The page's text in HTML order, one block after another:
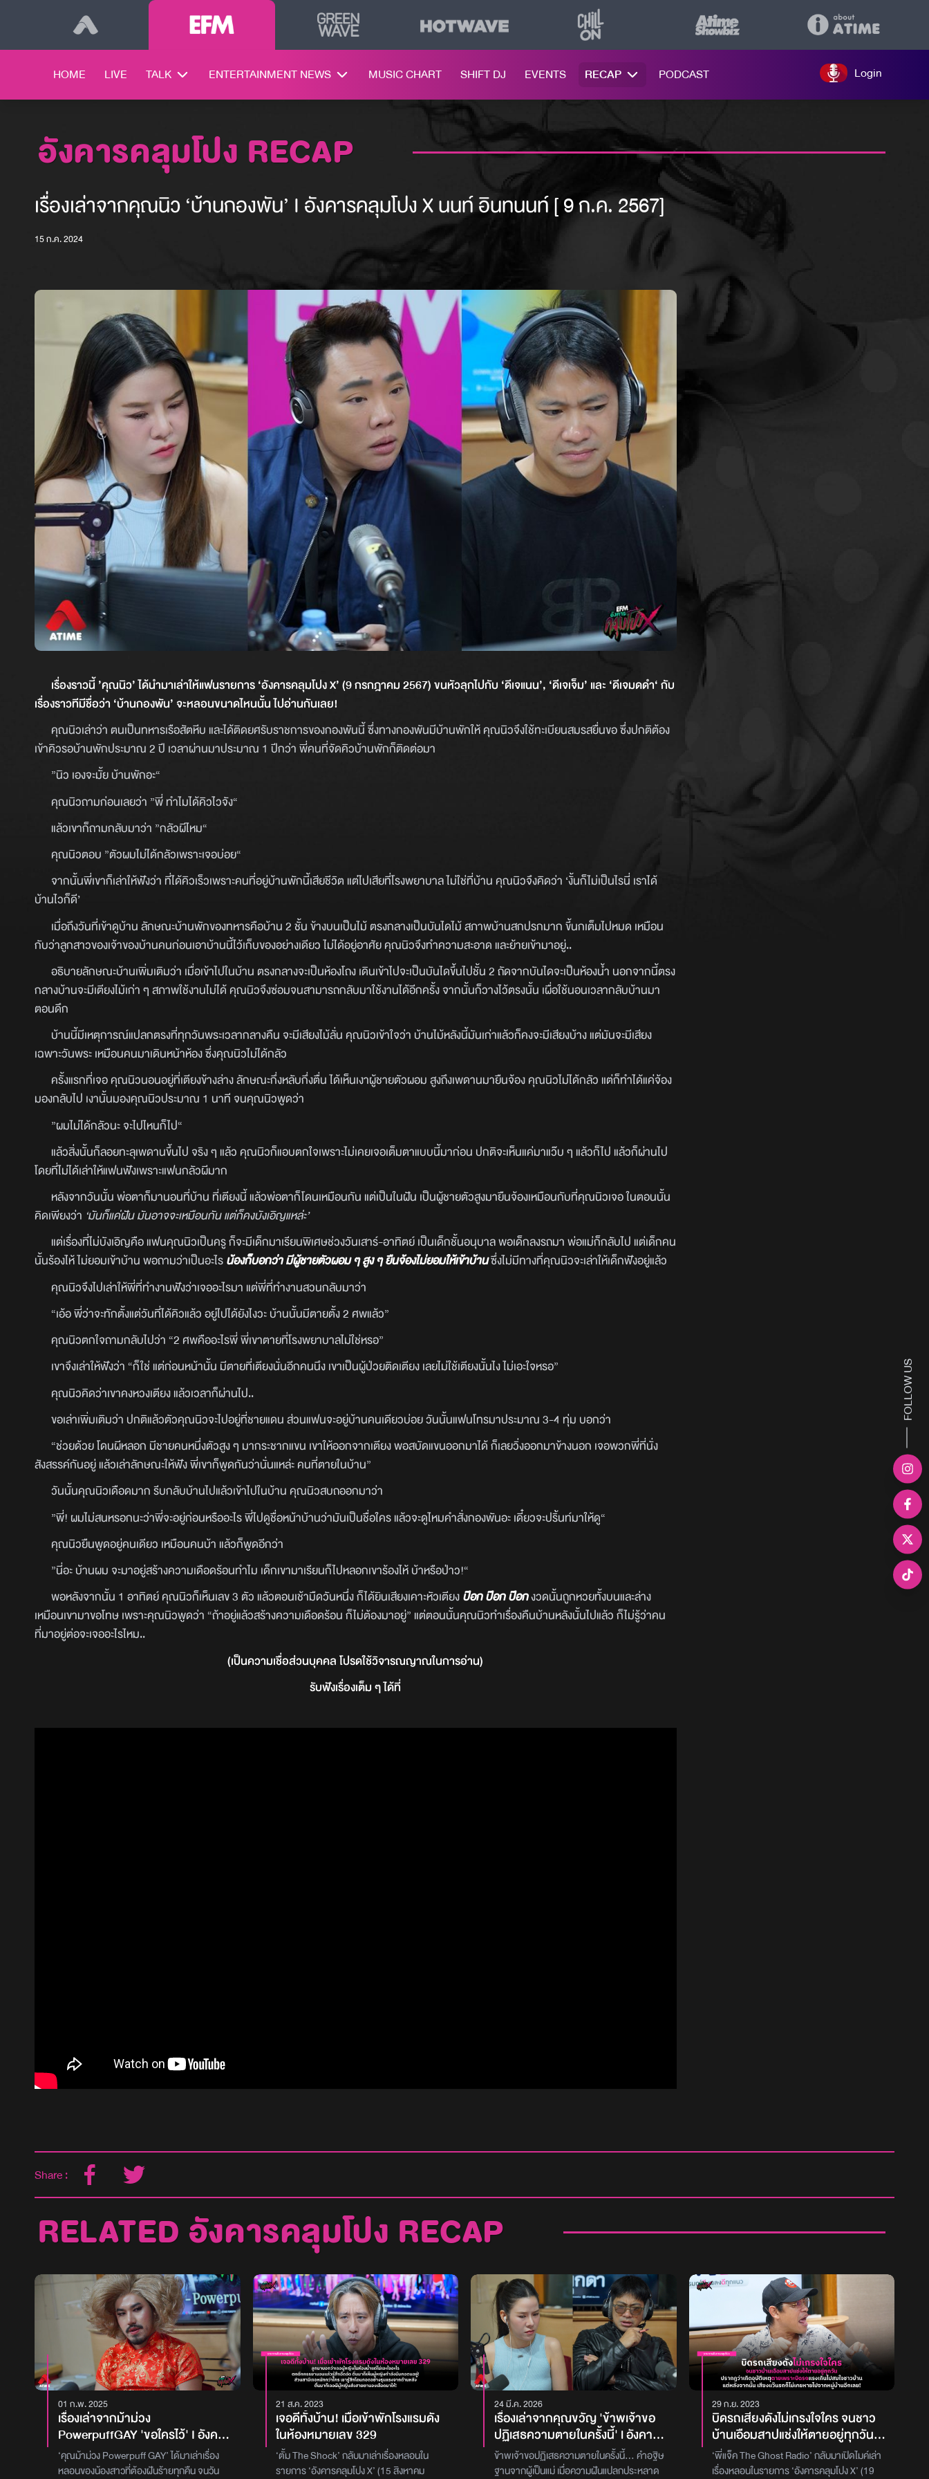
HOME LIVE TALK ENTERTAINMENT NEWS MUSIC CHART SHIFT DJ EVENTS RECAP PODCAST Login
อังคารคลุมโปง RECAP
เรื่องเล่าจากคุณนิว ‘บ้านกองพัน’ I อังคารคลุมโปง X นนท์ อินทนนท์ [ 9 ก.ค. 2567]
15 ก.ค. 2024
เรื่องราวนี้ ’คุณนิว’ ได้นำมาเล่าให้แฟนรายการ ‘อังคารคลุมโปง X’ (9 กรกฎาคม 2567) ขนหัวลุกไปกับ ‘ดีเจแนน’, ‘ดีเจเจ็ม’ และ ‘ดีเจมดดำ‘ กับ
เรื่องราวทีมีชื่อว่า ‘บ้านกองพัน’ จะหลอนขนาดไหนนั้น ไปอ่านกันเลย!
คุณนิวเล่าว่า ตนเป็นทหารเรือสัตหีบ และได้ติดยศรับราชการของกองพันนี้ ซึ่งทางกองพันมีบ้านพักให้ คุณนิวจึงใช้ทะเบียนสมรสยื่นขอ ซึ่งปกติต้อง
เข้าคิวรอบ้านพักประมาณ 2 ปี เวลาผ่านมาประมาณ 1 ปีกว่า พี่คนที่จัดคิวบ้านพักก็ติดต่อมา
”นิว เองจะมั้ย บ้านพักอะ“
คุณนิวถามก่อนเลยว่า ”พี่ ทำไมได้คิวไวจัง“
แล้วเขาก็ถามกลับมาว่า ”กลัวผีไหม“
คุณนิวตอบ ”ตัวผมไม่ได้กลัวเพราะเจอบ่อย“
จากนั้นพี่เขาก็เล่าให้ฟังว่า ที่ได้คิวเร็วเพราะคนที่อยู่บ้านพักนี้เสียชีวิต แต่ไปเสียที่โรงพยาบาล ไม่ใช่ที่บ้าน คุณนิวจึงคิดว่า ‘งั้นก็ไม่เป็นไรนี่ เราได้
บ้านไวก็ดี’
เมื่อถึงวันที่เข้าดูบ้าน ลักษณะบ้านพักของทหารคือบ้าน 2 ชั้น ข้างบนเป็นไม้ ตรงกลางเป็นบันไดไม้ สภาพบ้านสกปรกมาก ขี้นกเต็มไปหมด เหมือน
กับว่าลูกสาวของเจ้าของบ้านคนก่อนเอาบ้านนี้ไว้เก็บของอย่างเดียว ไม่ได้อยู่อาศัย คุณนิวจึงทำความสะอาด และย้ายเข้ามาอยู่..
อธิบายลักษณะบ้านเพิ่มเติมว่า เมื่อเข้าไปในบ้าน ตรงกลางจะเป็นห้องโถง เดินเข้าไปจะเป็นบันไดขึ้นไปชั้น 2 ถัดจากบันไดจะเป็นห้องน้ำ นอกจากนี้ตรง
กลางบ้านจะมีเตียงไม้เก่า ๆ สภาพใช้งานไม่ได้ คุณนิวจึงซ่อมจนสามารถกลับมาใช้งานได้อีกครั้ง จากนั้นก็วางไว้ตรงนั้น เผื่อใช้นอนเวลากลับบ้านมา
ตอนดึก
บ้านนี้มีเหตุการณ์แปลกตรงที่ทุกวันพระเวลากลางคืน จะมีเสียงไม้ลั่น คุณนิวเข้าใจว่า บ้านไม้หลังนี้มันเก่าแล้วก็คงจะมีเสียงบ้าง แต่มันจะมีเสียง
เฉพาะวันพระ เหมือนคนมาเดินหน้าห้อง ซึ่งคุณนิวไม่ได้กลัว
ครั้งแรกที่เจอ คุณนิวนอนอยู่ที่เตียงข้างล่าง ลักษณะกึ่งหลับกึ่งตื่น ได้เห็นเงาผู้ชายตัวผอม สูงถึงเพดานมายืนจ้อง คุณนิวไม่ได้กลัว แต่ก็ทำได้แค่จ้อง
มองกลับไป เงานั้นมองคุณนิวประมาณ 1 นาที จนคุณนิวพูดว่า
”ผมไม่ได้กลัวนะ จะไปไหนก็ไป“
แล้วสิ่งนั้นก็ลอยทะลุเพดานขึ้นไป จริง ๆ แล้ว คุณนิวก็แอบตกใจเพราะไม่เคยเจอเต็มตาแบบนี้มาก่อน ปกติจะเห็นแค่มาแว๊บ ๆ แล้วก็ไป แล้วก็ผ่านไป
โดยที่ไม่ได้เล่าให้แฟนฟังเพราะแฟนกลัวผีมาก
หลังจากวันนั้น พ่อตาก็มานอนที่บ้าน ที่เตียงนี้ แล้วพ่อตาก็โดนเหมือนกัน แต่เป็นในฝัน เป็นผู้ชายตัวสูงมายืนจ้องเหมือนกับที่คุณนิวเจอ ในตอนนั้น
คิดเพียงว่า ‘มันก็แค่ฝัน มันอาจจะเหมือนกัน แต่ก็คงบังเอิญแหล่ะ’
แต่เรื่องที่ไม่บังเอิญคือ แฟนคุณนิวเป็นครู ก็จะมีเด็กมาเรียนพิเศษช่วงวันเสาร์-อาทิตย์ เป็นเด็กชั้นอนุบาล พอเด็กลงรถมา พ่อแม่ก็กลับไป แต่เด็กคน
นั้นร้องไห้ ไม่ยอมเข้าบ้าน พอถามว่าเป็นอะไรน้องก็บอกว่า มีผู้ชายตัวผอม ๆ สูง ๆ ยืนจ้องไม่ยอมให้เข้าบ้านซึ่งไม่มีทางที่คุณนิวจะเล่าให้เด็กฟังอยู่แล้ว
คุณนิวจึงไปเล่าให้พี่ที่ทำงานฟังว่าเจออะไรมา แต่พี่ที่ทำงานสวนกลับมาว่า
“เอ้อ พี่ว่าจะทักตั้งแต่วันที่ได้คิวแล้ว อยู่ไปได้ยังไงวะ บ้านนั้นมีตายตั้ง 2 ศพแล้ว”
คุณนิวตกใจถามกลับไปว่า “2 ศพคืออะไรพี่ พี่เขาตายที่โรงพยาบาลไม่ใช่หรอ”
เขาจึงเล่าให้ฟังว่า “ก็ใช่ แต่ก่อนหน้านั้น มีตายที่เตียงนั่นอีกคนนึง เขาเป็นผู้ป่วยติดเตียง เลยไม่ใช้เตียงนั้นไง ไม่เอะใจหรอ”
คุณนิวคิดว่าเขาคงหวงเตียง แล้วเวลาก็ผ่านไป..
ขอเล่าเพิ่มเติมว่า ปกติแล้วตัวคุณนิวจะไปอยู่ที่ชายแดน ส่วนแฟนจะอยู่บ้านคนเดียวบ่อย วันนั้นแฟนโทรมาประมาณ 3-4 ทุ่ม บอกว่า
“ช่วยด้วย โดนผีหลอก มีชายคนหนึ่งตัวสูง ๆ มากระชากแขน เขาให้ออกจากเตียง พอสบัดแขนออกมาได้ ก็เลยวิ่งออกมาข้างนอก เจอพวกพี่ที่นั่ง
สังสรรค์กันอยู่ แล้วเล่าลักษณะให้ฟัง พี่เขาก็พูดกันว่านั่นแหล่ะ คนที่ตายในบ้าน”
วันนั้นคุณนิวเดือดมาก รีบกลับบ้านไปแล้วเข้าไปในบ้าน คุณนิวสบถออกมาว่า
”พี่! ผมไม่สนหรอกนะว่าพี่จะอยู่ก่อนหรืออะไร พี่ไปดูชื่อหน้าบ้านว่ามันเป็นชื่อใคร แล้วจะดูไหมคำสั่งกองพันอะ เดี๋ยวจะปริ้นท์มาให้ดู“
คุณนิวยืนพูดอยู่คนเดียว เหมือนคนบ้า แล้วก็พูดอีกว่า
”นี่อะ บ้านผม จะมาอยู่สร้างความเดือดร้อนทำไม เด็กเขามาเรียนก็ไปหลอกเขาร้องไห้ บ้าหรือป่าว!“
พอหลังจากนั้น 1 อาทิตย์ คุณนิวก็เห็นเลข 3 ตัว แล้วตอนเช้ามืดวันหนึ่ง ก็ได้ยินเสียงเคาะหัวเตียงป๊อก ป๊อก ป๊อกงวดนั้นถูกหวยทั้งบนและล่าง
เหมือนเขามาขอโทษ เพราะคุณนิวพูดว่า “ถ้าอยู่แล้วสร้างความเดือดร้อน ก็ไม่ต้องมาอยู่” แต่ตอนนั้นคุณนิวทำเรื่องคืนบ้านหลังนั้นไปแล้ว ก็ไม่รู้ว่าคน
ที่มาอยู่ต่อจะเจออะไรไหม..
(เป็นความเชื่อส่วนบุคคล โปรดใช้วิจารณญาณในการอ่าน)
รับฟังเรื่องเต็ม ๆ ได้ที่
Share :
RELATED อังคารคลุมโปง RECAP
01 ก.พ. 2025
เรื่องเล่าจากม้าม่วง
PowerpuffGAY 'ขอใครไว้' I อังคาร
คลุมโปง X ม้าม่วง Powerpuff GAY
[28 ม.ค. 2568]
‘คุณม้าม่วง Powerpuff GAY’ ได้มาเล่าเรื่อง
หลอนของน้องสาวที่ต้องฝันร้ายทุกคืน จนวัน
21 ส.ค. 2023
เจอดีทั้งบ้าน! เมื่อเข้าพักโรงแรมดัง
ในห้องหมายเลข 329
‘ตั้ม The Shock’ กลับมาเล่าเรื่องหลอนใน
รายการ ‘อังคารคลุมโปง X’ (15 สิงหาคม
24 มี.ค. 2026
เรื่องเล่าจากคุณขวัญ 'ข้าพเจ้าขอ
ปฏิเสธความตายในครั้งนี้' l อังคาร
คลุมโปง X ภณ - มุกดา [ 17
มี.ค.2569 ]
ข้าพเจ้าขอปฏิเสธความตายในครั้งนี้... คำอฐิษ
ฐานจากผู้เป็นแม่ เมื่อความฝันแปลกประหลาด
29 ก.ย. 2023
บิดรถเสียงดังไม่เกรงใจใคร จนชาว
บ้านเอือมสาปแช่งให้ตายอยู่ทุกวัน
ปรากฏว่าเกิดอุบัติเหตุตายเพราะบิด
รถแรงเกินไปสมใจชาวบ้าน แต่หลัง
‘พี่แจ็ค The Ghost Radio’ กลับมาเปิดไมค์เล่า
เรื่องหลอนในรายการ ‘อังคารคลุมโปง X’ (19
FOLLOW US